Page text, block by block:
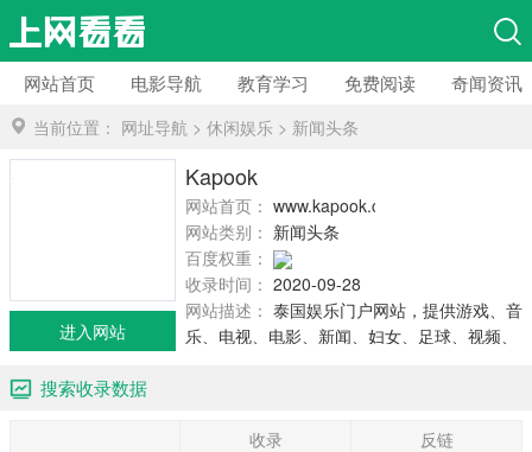
网站首页 电影导航 教育学习 免费阅读 奇闻资讯
当前位置： 网址导航 > 休闲娱乐 > 新闻头条
Kapook
网站首页： www.kapook.com
网站类别： 新闻头条
百度权重：
收录时间： 2020-09-28
网站描述： 泰国娱乐门户网站，提供游戏、音
乐、电视、电影、新闻、妇女、足球、视频、
进入网站
搜索收录数据
收录
反链